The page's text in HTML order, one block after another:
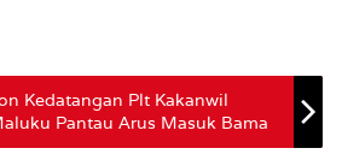
Kedatangan Plt Kakanwil
Pantau Arus Masuk Bama